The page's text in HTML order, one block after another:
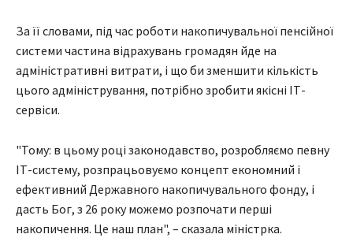
За її словами, під час роботи накопичувальної пенсійної
системи частина відрахувань громадян йде на
адміністративні витрати, і що би зменшити кількість
цього адміністрування, потрібно зробити якісні ІТ-
сервіси.
"Тому: в цьому році законодавство, розробляємо певну
ІТ-систему, розпрацьовуємо концепт економний і
ефективний Державного накопичувального фонду, і
дасть Бог, з 26 року можемо розпочати перші
накопичення. Це наш план", – сказала міністрка.